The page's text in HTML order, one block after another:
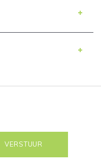
VERSTUUR